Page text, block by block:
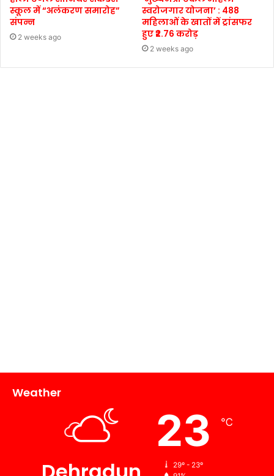
स्कूल में “अलंकरण समारोह”
संपन्न
2 weeks ago
स्वरोजगार योजना’ : 488
महिलाओं के खातों में ट्रांसफर
हुए ₹2.76 करोड़
2 weeks ago
Weather
23 ℃
29º - 23º